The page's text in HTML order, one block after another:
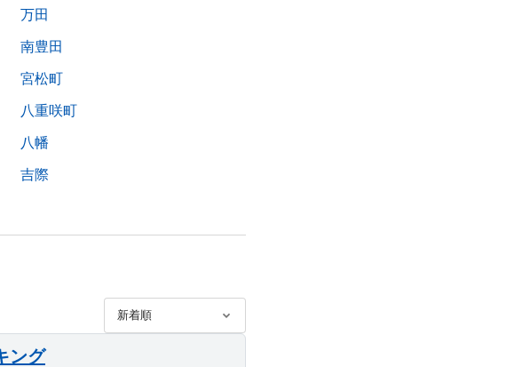
万田
南豊田
宮松町
八重咲町
八幡
吉際
ング